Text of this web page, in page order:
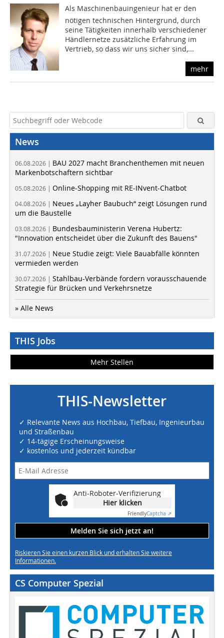
Als Maschinenbauingenieur hat er den
nötigen technischen Hintergrund, durch
seine Tätigkeiten innerhalb verschiedener
Händlernetze zusätzliche Erfahrung im
Vertrieb, so dass wir uns sicher sind,...
mehr
News
06.08.2026 | BAU 2027 macht Branchenthemen mit neuen
Markenbotschaftern sichtbar
05.08.2026 | Online-Shopping mit RE-INvent-Chatbot
04.08.2026 | Neues „Layher Baubuch“ zeigt Lösungen rund
um die Baustelle
03.08.2026 | Bundesbauministerin Verena Hubertz:
"Innovation entscheidet über die Zukunft des Bauens"
31.07.2026 | Neue Studie zeigt: Viele Bauabfälle könnten
vermieden werden
30.07.2026 | Stahlbau-Verbände fordern vorausschauende
Strategie für Brücken und Verkehrsnetze
» Alle News
THIS Jobs
Mehr Stellen
THIS-Newsletter
✓ Relevante News aus Hochbau, Tiefbau, Ingenieurbau
und Straßenbau
✓ 14-tägige Erscheinungsweise
✓ kostenlos und jederzeit kündbar
Anti-Roboter-Verifizierung
Hier klicken
FriendlyCaptcha ⇗
Melden Sie sich jetzt an!
Riskieren Sie einen kurzen Blick und erhalten Sie weitere
Informationen.
CS Computer Spezial